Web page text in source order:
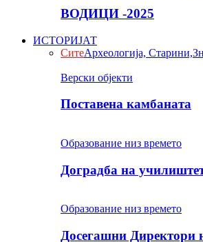
ВОДИЦИ -2025
ИСТОРИЈАТ
СитеАрхеологија,
Верски објекти
Поставена камбаната
Образование низ времето
Доградба на
Образование низ времето
Досегашни